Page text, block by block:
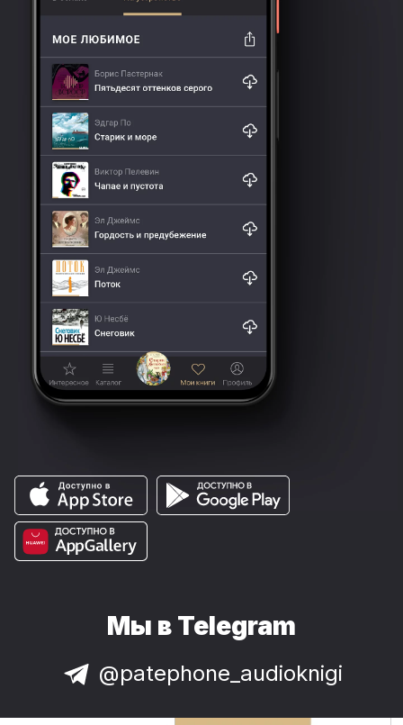
Мы в Telegram
@patephone_audioknigi